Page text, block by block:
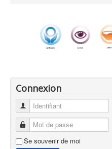
Connexion
Identifiant
Mot de passe
Se souvenir de moi